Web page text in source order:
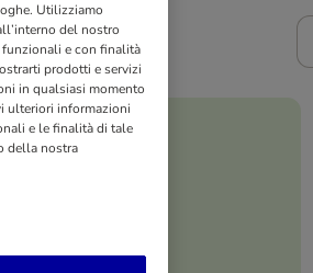
Utilizziamo
del nostro
e con finalità
prodotti e servizi
in qualsiasi momento
ulteriori informazioni
e le finalità di tale
della nostra